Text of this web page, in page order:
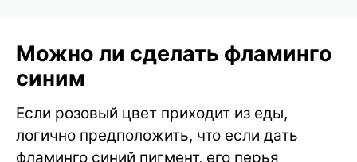
Можно ли сделать фламинго
синим
Если розовый цвет приходит из еды,
логично предположить, что если дать
фламинго синий пигмент, его перья